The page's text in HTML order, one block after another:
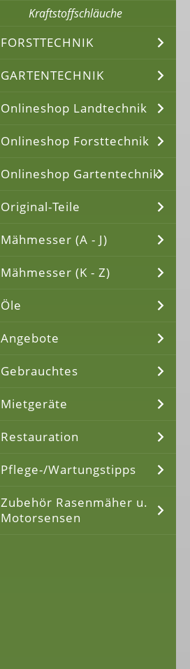
Kraftstoffschläuche
FORSTTECHNIK
GARTENTECHNIK
Onlineshop Landtechnik
Onlineshop Forsttechnik
Onlineshop Gartentechnik
Original-Teile
Mähmesser (A - J)
Mähmesser (K - Z)
Öle
Angebote
Gebrauchtes
Mietgeräte
Restauration
Pflege-/Wartungstipps
Zubehör Rasenmäher u.
Motorsensen